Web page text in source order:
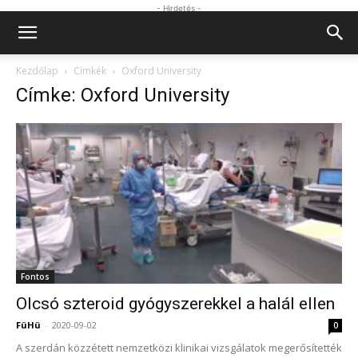
- Hirdetés -
Kezdőlap Címkék Oxford University
Címke: Oxford University
Fontos
Olcsó szteroid gyógyszerekkel a halál ellen
FüHü - 2020-09-02 0
A szerdán közzétett nemzetközi klinikai vizsgálatok megerősítették